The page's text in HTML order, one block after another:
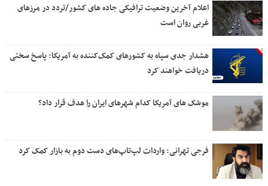
اعلام آخرین وضعیت ترافیکی جاده های کشور/تردد در مرزهای
غربی روان است
هشدار جدی سپاه به کشورهای کمک‌کننده به آمریکا: پاسخ سختی
دریافت خواهند کرد
موشک های آمریکا کدام شهرهای ایران را هدف قرار داد؟
فرجی تهرانی: واردات لپ‌تاپ‌های دست دوم به بازار کمک کرد